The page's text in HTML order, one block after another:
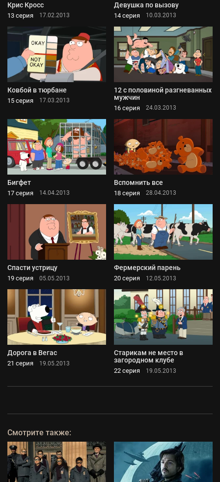
Крис Кросс
13 серия 17.02.2013
Девушка по вызову
14 серия 10.03.2013
Ковбой в тюрбане
15 серия 17.03.2013
12 с половиной разгневанных
мужчин
16 серия 24.03.2013
Бигфет
17 серия 14.04.2013
Вспомнить все
18 серия 28.04.2013
Спасти устрицу
19 серия 05.05.2013
Фермерский парень
20 серия 12.05.2013
Дорога в Вегас
21 серия 19.05.2013
Старикам не место в
загородном клубе
22 серия 19.05.2013
Смотрите также: